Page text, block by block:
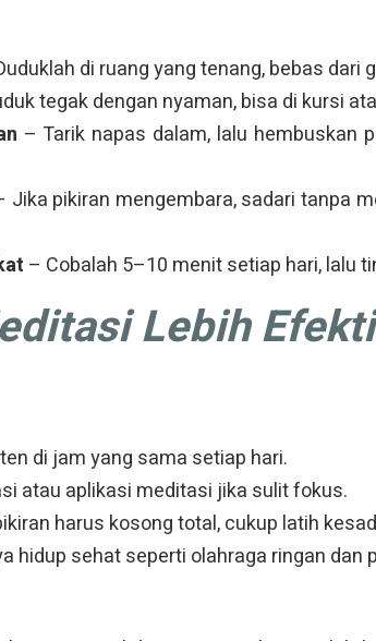
di ruang yang tenang, bebas dari
tegak dengan nyaman, bisa di kursi
– Tarik napas dalam, lalu hembuskan
Jika pikiran mengembara, sadari tanpa
– Cobalah 5–10 menit setiap hari, lalu
Lebih
di jam yang sama setiap hari.
atau aplikasi meditasi jika sulit fokus.
harus kosong total, cukup latih
hidup sehat seperti olahraga ringan dan